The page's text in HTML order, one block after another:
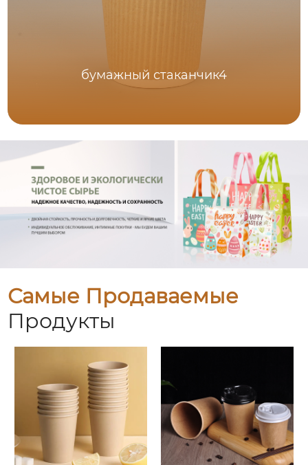
бумажный стаканчик4
Самые Продаваемые
Продукты